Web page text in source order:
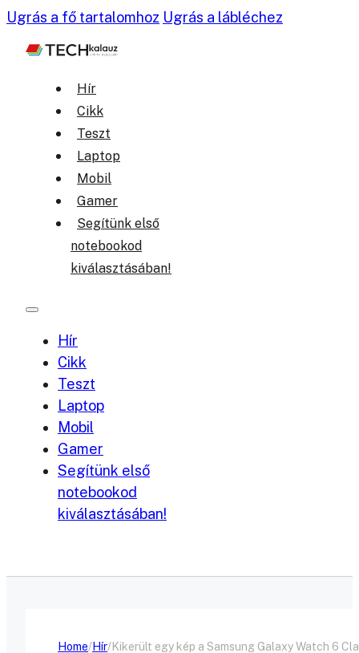
Ugrás a fő tartalomhoz Ugrás a lábléchez
Hír
Cikk
Teszt
Laptop
Mobil
Gamer
Segítünk első
notebookod
kiválasztásában!
Hír
Cikk
Teszt
Laptop
Mobil
Gamer
Segítünk első
notebookod
kiválasztásában!
Home Hír Kikerült egy kép a Samsung Galaxy Watch 6